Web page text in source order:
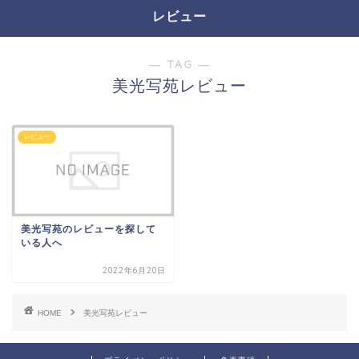
レビュー
― TAG ―
美光写苑レビュー
レビュー
美光写苑のレビューを探して
いる人へ
2022年6月20日
HOME 美光写苑レビュー